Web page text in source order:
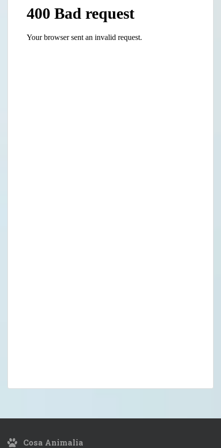
Cosa Animalia